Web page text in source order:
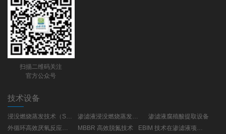
扫描二维码关注
官方公众号
技术设备
渗滤液腐殖酸提取设备
MBBR 高效脱氮技术